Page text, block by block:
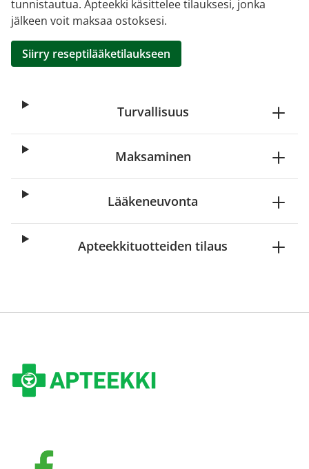
tunnistautua. Apteekki käsittelee tilauksesi, jonka
jälkeen voit maksaa ostoksesi.
Siirry reseptilääketilaukseen
Turvallisuus
Maksaminen
Lääkeneuvonta
Apteekkituotteiden tilaus